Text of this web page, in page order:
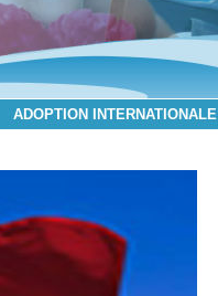
ADOPTION INTERNATIONALE